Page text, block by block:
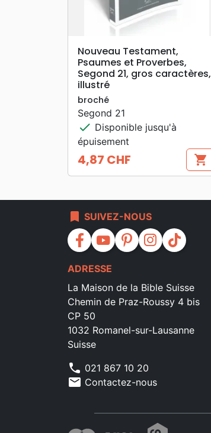
APERÇU RAPIDE
Nouveau Testament,
Psaumes et Proverbes,
Segond 21, gros caractères,
illustré
broché
Segond 21
check Disponible jusqu'à
épuisement
Prix
4,87 CHF shopping_cart
bookmark SUIVEZ-NOUS
facebook youtube pinterest instagram tiktok
ADRESSE
La Maison de la Bible Suisse
Chemin de Praz-Roussy 4 bis
CP 50
1032 Romanel-sur-Lausanne
Suisse
phone 021 867 10 20
mail Contactez-nous